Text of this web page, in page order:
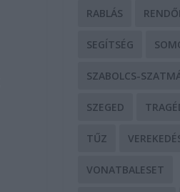
RABLÁS
SEGÍTSÉG
SZABOLCS-
SZEGED
TŰZ
VONATBALESET